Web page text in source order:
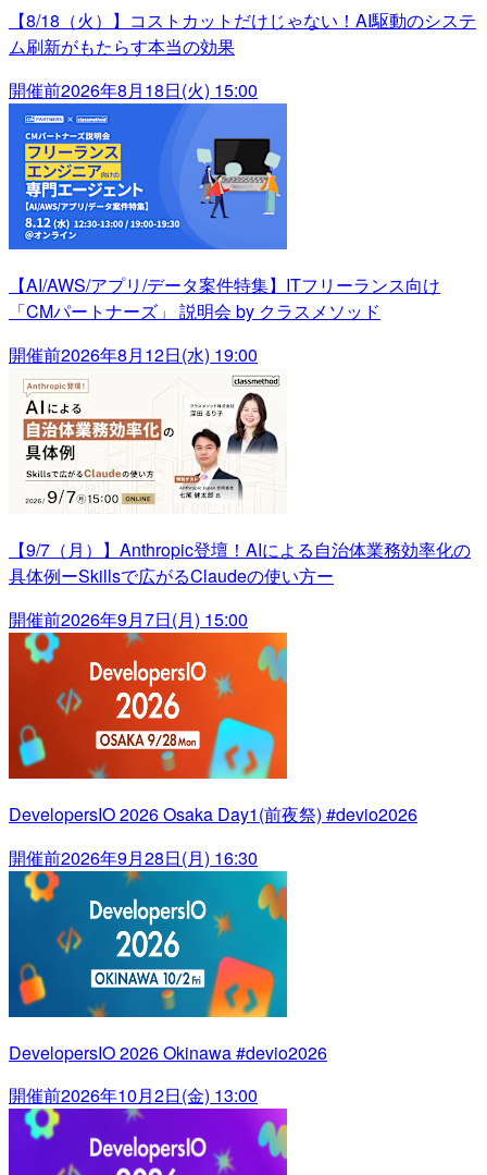
【8/18（火）】コストカットだけじゃない！AI駆動のシステ
ム刷新がもたらす本当の効果
開催前2026年8月18日(火) 15:00
【AI/AWS/アプリ/データ案件特集】ITフリーランス向け
「CMパートナーズ」 説明会 by クラスメソッド
開催前2026年8月12日(水) 19:00
【9/7（月）】Anthropic登壇！AIによる自治体業務効率化の
具体例ーSkillsで広がるClaudeの使い方ー
開催前2026年9月7日(月) 15:00
DevelopersIO 2026 Osaka Day1(前夜祭) #devio2026
開催前2026年9月28日(月) 16:30
DevelopersIO 2026 Okinawa #devio2026
開催前2026年10月2日(金) 13:00